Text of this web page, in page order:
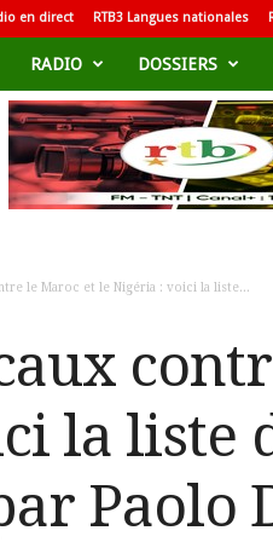
en direct RTB3 Langues nationales
RADIO DOSSIERS
le Maroc et le Nigéria : voici la liste...
la liste
Paolo